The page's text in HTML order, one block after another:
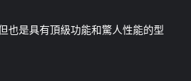
也是具有頂級功能和驚人性能的型